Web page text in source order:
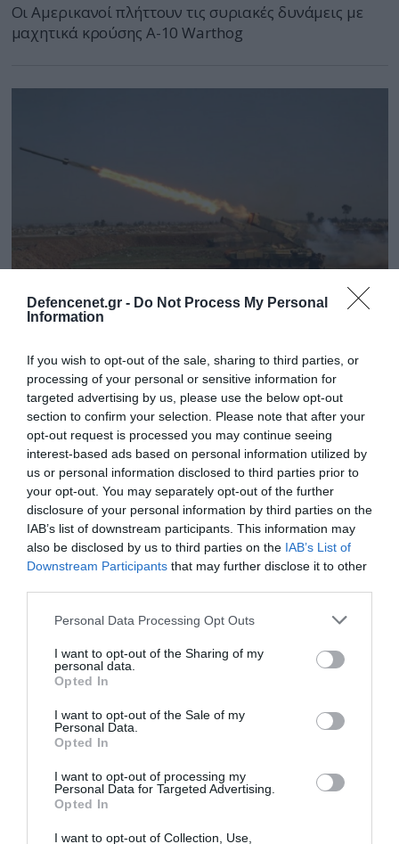
Defencenet.gr - Do Not Process My Personal
Information
If you wish to opt-out of the sale, sharing to third parties, or
processing of your personal or sensitive information for
targeted advertising by us, please use the below opt-out
section to confirm your selection. Please note that after your
opt-out request is processed you may continue seeing
interest-based ads based on personal information utilized by
us or personal information disclosed to third parties prior to
your opt-out. You may separately opt-out of the further
disclosure of your personal information by third parties on the
IAB’s list of downstream participants. This information may
also be disclosed by us to third parties on the IAB’s List of
Downstream Participants that may further disclose it to other
Please note that this website/app uses one or more Google
not limited to your visit or usage behaviour. You may click to
grant or deny consent to Google and its third-party tags to
use your data for below specified purposes in below Google
consent section.
Personal Data Processing Opt Outs
I want to opt-out of the Sharing of my
personal data.
Opted In
I want to opt-out of the Sale of my
Personal Data.
Opted In
I want to opt-out of processing my
Personal Data for Targeted Advertising.
Opted In
I want to opt-out of Collection, Use,
Οι Αμερικανοί πλήττουν τις συριακές δυνάμεις με
μαχητικά κρούσης A-10 Warthog
«Αρκετοί Αμερικανοί στρατιώτες
τραυματίστηκαν από την επίθεση στην
αεροπορική βάση Αλ Άσαντ στο Ιράκ»
ανακοίνωσε το Πεντάγωνο
Δύο πύραυλοι Katyusha εκτοξεύτηκαν από ένα
τροποποιημένο φορτηγό και έπληξαν την βάση
09.06.2024 | 08:52
Αμερικανός γερουσιαστής: «Ο Β.Πούτιν
έκανε τον πόλεμο στην Ουκρανία για να